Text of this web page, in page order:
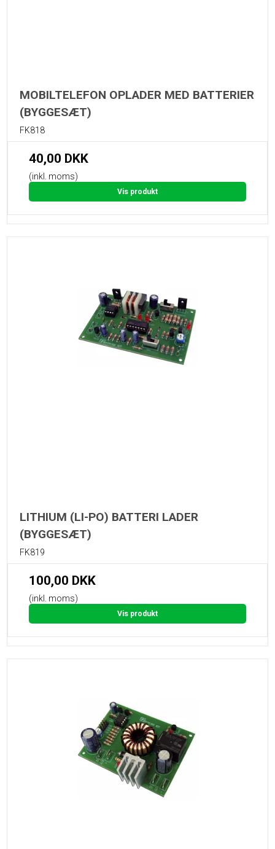
MOBILTELEFON OPLADER MED BATTERIER
(BYGGESÆT)
FK818
40,00 DKK
(inkl. moms)
Vis produkt
LITHIUM (LI-PO) BATTERI LADER
(BYGGESÆT)
FK819
100,00 DKK
(inkl. moms)
Vis produkt